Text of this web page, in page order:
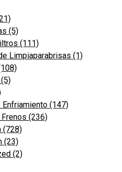
(5)
(111)
Limpiaparabrisas (1)
(5)
(147)
(236)
(728)
(23)
(2)